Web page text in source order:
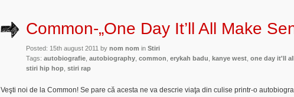
Common-„One Day It’ll All Make
Posted: 15th august 2011 by nom nom in Stiri
Tags: autobiografie autobiography common erykah badu kanye west one day it'll
stiri hip hop stiri rap
Veşti noi de la Common! Se pare că acesta ne va descrie viaţa din culise printr-o